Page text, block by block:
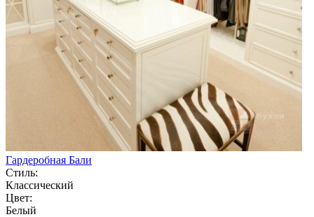
Гардеробная Бали
Стиль:
Классический
Цвет:
Белый